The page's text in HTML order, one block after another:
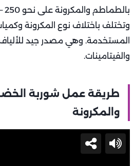
وتختلف باختلاف نوع المكرونة
المستخدمة. وهي مصدر جيد للألياف،
والفيتامينات.
طريقة عمل شوربة
والمكرونة